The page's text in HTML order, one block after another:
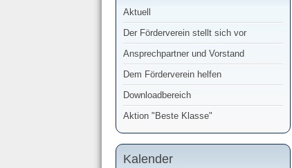
Aktuell
Der Förderverein stellt sich vor
Ansprechpartner und Vorstand
Dem Förderverein helfen
Downloadbereich
Aktion "Beste Klasse"
Kalender